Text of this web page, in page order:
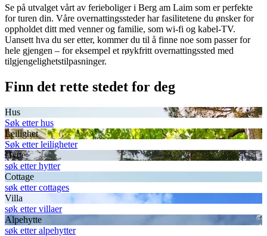
Se på utvalget vårt av ferieboliger i Berg am Laim som er perfekte
for turen din. Våre overnattingssteder har fasilitetene du ønsker for
oppholdet ditt med venner og familie, som wi-fi og kabel-TV.
Uansett hva du ser etter, kommer du til å finne noe som passer for
hele gjengen – for eksempel et røykfritt overnattingssted med
tilgjengelighetstilpasninger.
Finn det rette stedet for deg
Hus
Søk etter hus
Leilighet
Søk etter leiligheter
Hytte
søk etter hytter
Cottage
søk etter cottages
Villa
søk etter villaer
Alpehytte
søk etter alpehytter